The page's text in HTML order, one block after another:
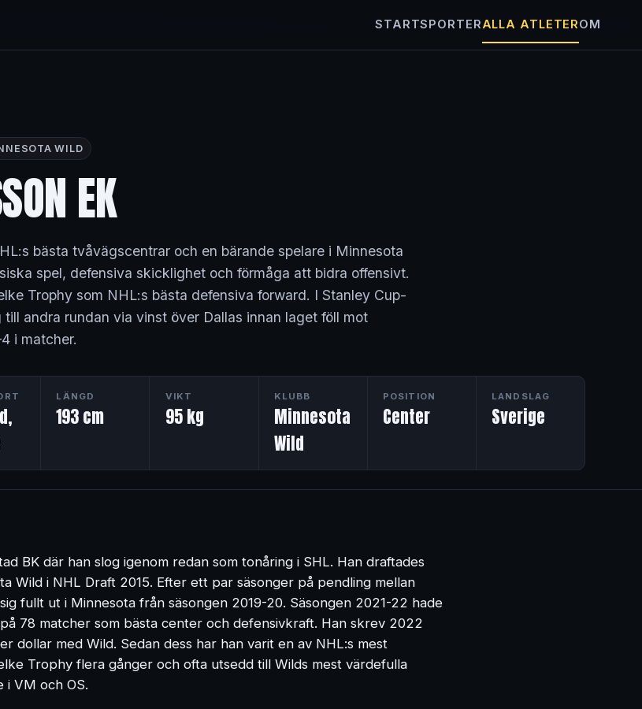
STARTSPORTERALLA ATLETEROM
WILD
EK
bästa tvåvägscentrar och en bärande spelare i Minnesota
spel, defensiva skicklighet och förmåga att bidra offensivt.
Trophy som NHL:s bästa defensiva forward. I Stanley Cup-
andra rundan via vinst över Dallas innan laget föll mot
i matcher.
LÄNGD
193 cm
VIKT
95 kg
KLUBB
Minnesota
Wild
POSITION
Center
LANDSLAG
Sverige
BK där han slog igenom redan som tonåring i SHL. Han draftades
Wild i NHL Draft 2015. Efter ett par säsonger på pendling mellan
fullt ut i Minnesota från säsongen 2019-20. Säsongen 2021-22 hade
78 matcher som bästa center och defensivkraft. Han skrev 2022
dollar med Wild. Sedan dess har han varit en av NHL:s mest
Trophy flera gånger och ofta utsedd till Wilds mest värdefulla
i VM och OS.